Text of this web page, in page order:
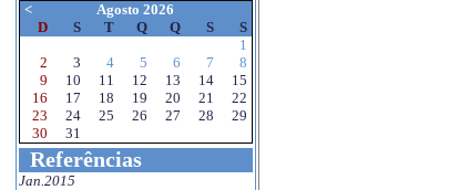
<
Agosto 2026
D
S T Q Q S
S
1
2
3 4 5 6 7
8
9
10 11 12 13 14
15
16
17 18 19 20 21
22
23
24 25 26 27 28
29
30
31
Referências
Jan.2015